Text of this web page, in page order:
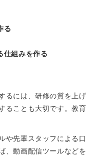
る
仕組みを作る
るには、研修の質を上
ることも大切です。教
や先輩スタッフによる
、動画配信ツールなど